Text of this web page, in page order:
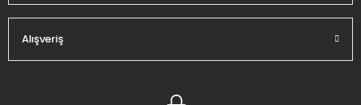
Alışveriş